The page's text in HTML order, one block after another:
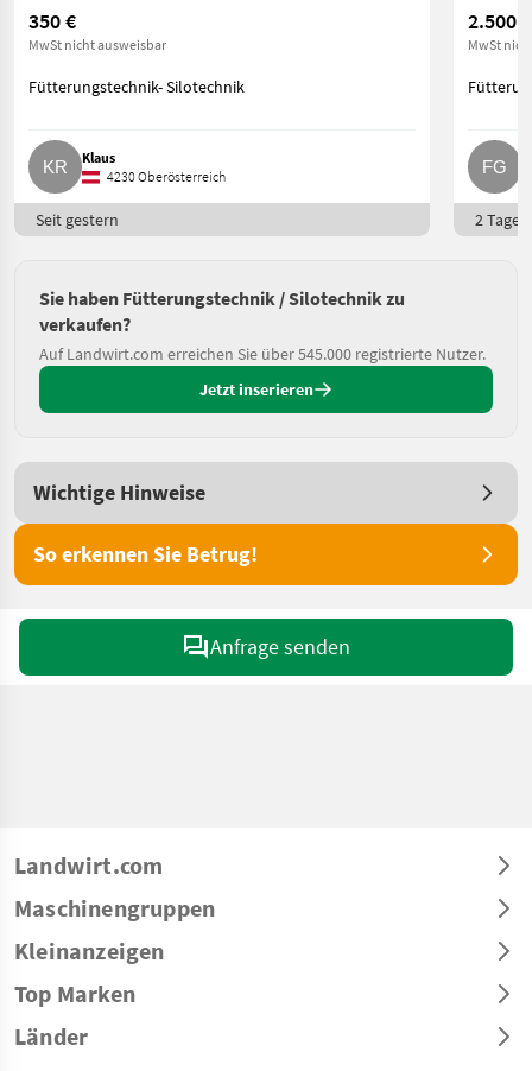
350 €
MwSt nicht ausweisbar
Fütterungstechnik- Silotechnik
Klaus
4230 Oberösterreich
Seit gestern
2.500 €
MwSt
2 Tage
Sie haben Fütterungstechnik / Silotechnik zu
verkaufen?
Auf Landwirt.com erreichen Sie über 545.000 registrierte Nutzer.
Jetzt inserieren
Wichtige Hinweise
So erkennen Sie Betrug!
Anfrage senden
Landwirt.com
Maschinengruppen
Kleinanzeigen
Top Marken
Länder